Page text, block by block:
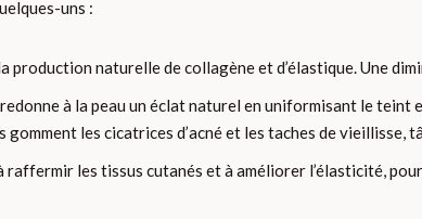
uns :
naturelle de collagène et d’élastique. Une
à la peau un éclat naturel en uniformisant le
les cicatrices d’acné et les taches de vieillisse,
les tissus cutanés et à améliorer l’élasticité,